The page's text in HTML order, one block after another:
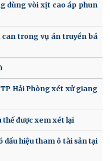
dùng vòi xịt cao áp phun
can trong vụ án truyền bá
TP Hải Phòng xét xử giang
thế được xem xét lại
dấu hiệu tham ô tài sản tại